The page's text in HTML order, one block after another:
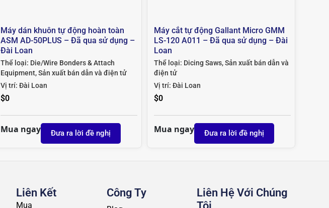
Máy dán khuôn tự động hoàn toàn
ASM AD-50PLUS – Đã qua sử dụng –
Đài Loan
Thể loại: Die/Wire Bonders & Attach
Equipment,Sản xuất bán dẫn và điện tử
Vị trí: Đài Loan
$0
Mua ngay Đưa ra lời đề nghị
Máy cắt tự động Gallant Micro GMM
LS-120 A011 – Đã qua sử dụng – Đài
Loan
Thể loại: Dicing Saws,Sản xuất bán dẫn và
điện tử
Vị trí: Đài Loan
$0
Mua ngay Đưa ra lời đề nghị
Liên Kết
Mua
Công Ty
Liên Hệ Với Chúng